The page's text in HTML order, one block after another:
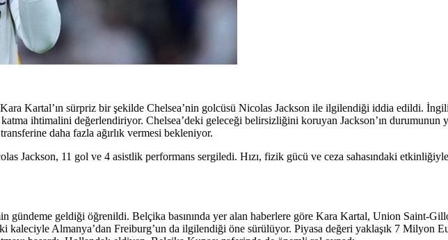
Kartal’ın sürpriz bir şekilde Chelsea’nin golcüsü Nicolas Jackson ile ilgilendiği iddia edildi.
ihtimalini değerlendiriyor. Chelsea’deki geleceği belirsizliğini koruyan Jackson’ın
daha fazla ağırlık vermesi bekleniyor.
Jackson, 11 gol ve 4 asistlik performans sergiledi. Hızı, fizik gücü ve ceza sahasındaki
gündeme geldiği öğrenildi. Belçika basınında yer alan haberlere göre Kara Kartal, Union Saint-
Almanya’dan Freiburg’un da ilgilendiği öne sürülüyor. Piyasa değeri yaklaşık 7 Milyon